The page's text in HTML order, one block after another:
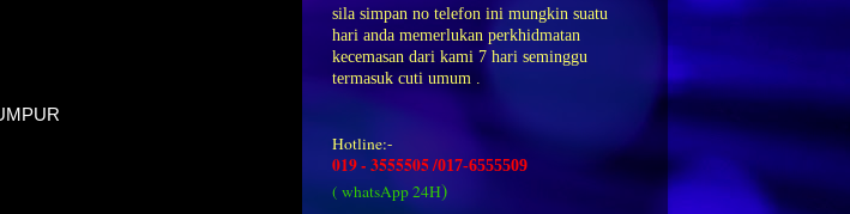
sila simpan no telefon ini mungkin suatu
hari anda memerlukan perkhidmatan
kecemasan dari kami 7 hari seminggu
termasuk cuti umum .
Hotline:-
019 - 3555505 /017-6555509
( whatsApp 24H)